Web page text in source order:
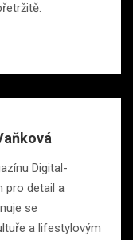
Digital-
pro detail a
se
a lifestylovým